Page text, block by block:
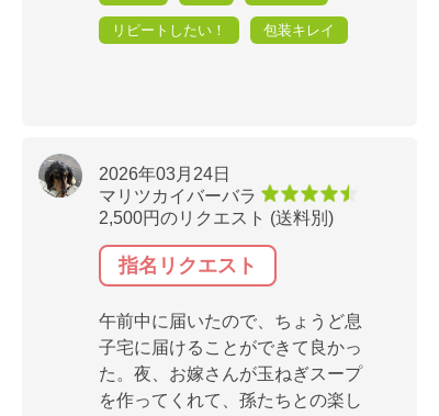
リピートしたい！ 包装キレイ
2026年03月24日
マリツカイバーバラ
2,500円のリクエスト (送料別)
指名リクエスト
午前中に届いたので、ちょうど息
子宅に届けることができて良かっ
た。夜、お嫁さんが玉ねぎスープ
を作ってくれて、孫たちとの楽し